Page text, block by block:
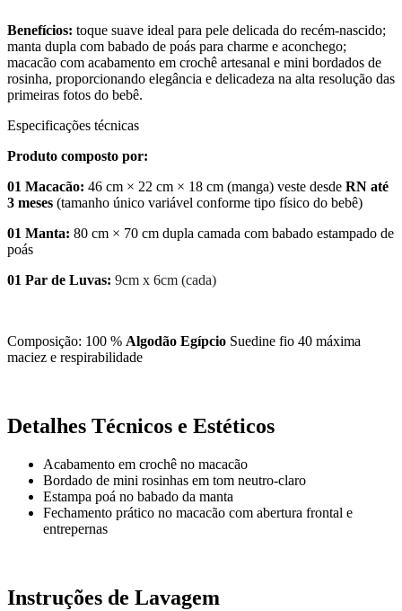
Benefícios: toque suave ideal para pele delicada do recém-nascido;
manta dupla com babado de poás para charme e aconchego;
macacão com acabamento em crochê artesanal e mini bordados de
rosinha, proporcionando elegância e delicadeza na alta resolução das
primeiras fotos do bebê.
Especificações técnicas
Produto composto por:
01 Macacão: 46 cm × 22 cm × 18 cm (manga) veste desde RN até
3 meses (tamanho único variável conforme tipo físico do bebê)
01 Manta: 80 cm × 70 cm dupla camada com babado estampado de
poás
01 Par de Luvas: 9cm x 6cm (cada)
Composição: 100 % Algodão Egípcio Suedine fio 40 máxima
maciez e respirabilidade
Detalhes Técnicos e Estéticos
Acabamento em crochê no macacão
Bordado de mini rosinhas em tom neutro-claro
Estampa poá no babado da manta
Fechamento prático no macacão com abertura frontal e
entrepernas
Instruções de Lavagem